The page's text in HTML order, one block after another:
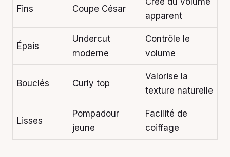
Fins Coupe César
apparent
Épais
Undercut
moderne
Contrôle le
volume
Bouclés Curly top
Valorise la
texture naturelle
Lisses
Pompadour
jeune
Facilité de
coiffage